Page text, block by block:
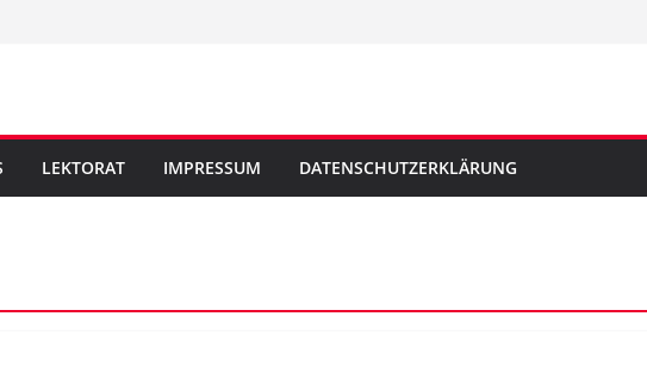
LEKTORAT IMPRESSUM DATENSCHUTZERKLÄRUNG